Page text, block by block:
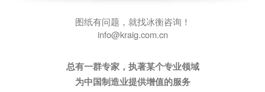
图纸有问题，就找冰衡咨询！
info@kraig.com.cn
总有一群专家，执著某个专业领域
为中国制造业提供增值的服务